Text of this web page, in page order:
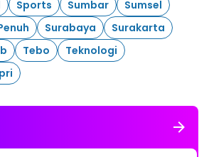
Sports Sumbar
Sumsel
Surabaya
Surakarta
Tebo
Teknologi